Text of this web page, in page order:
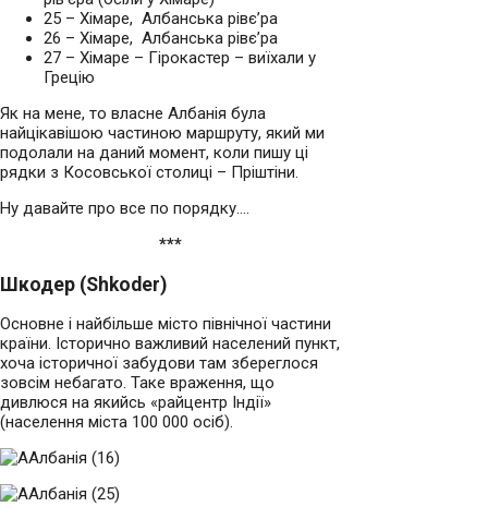
25 – Хімаре, Албанська рівє’ра
26 – Хімаре, Албанська рівє’ра
27 – Хімаре – Гірокастер – виїхали у
Грецію
Як на мене, то власне Албанія була
найцікавішою частиною маршруту, який ми
подолали на даний момент, коли пишу ці
рядки з Косовської столиці – Пріштіни.
Ну давайте про все по порядку….
***
Шкодер (Shkoder)
Основне і найбільше місто північної частини
країни. Історично важливий населений пункт,
хоча історичної забудови там збереглося
зовсім небагато. Таке враження, що
дивлюся на якийсь «райцентр Індії»
(населення міста 100 000 осіб).